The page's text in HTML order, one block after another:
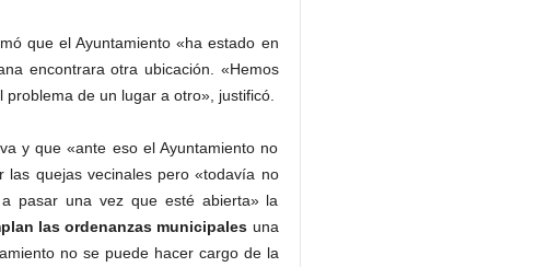
que el Ayuntamiento «ha estado en
encontrara otra ubicación. «Hemos
de un lugar a otro», justificó.
y que «ante eso el Ayuntamiento no
las quejas vecinales pero «todavía no
pasar una vez que esté abierta» la
las ordenanzas municipales una
no se puede hacer cargo de la